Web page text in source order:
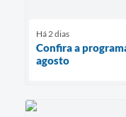
Há 2 dias
Confira a
agosto